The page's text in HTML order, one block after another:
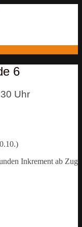
6
Uhr
Inkrement ab Zug